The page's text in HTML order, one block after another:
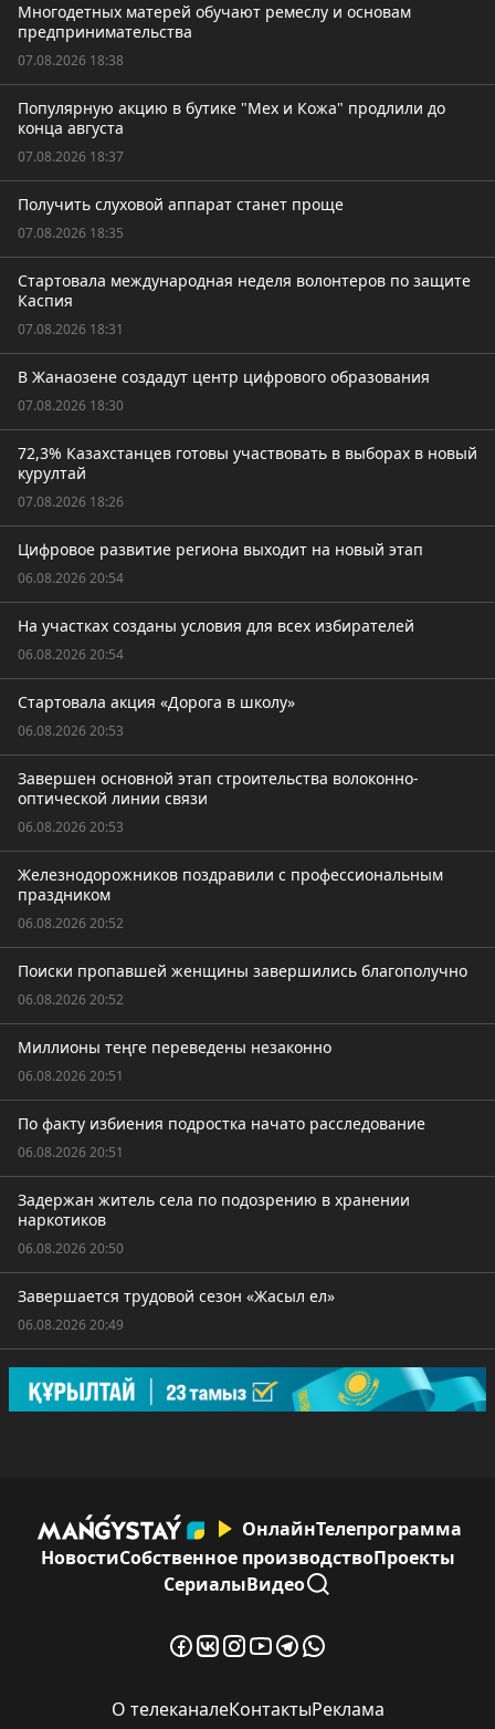
Многодетных матерей обучают ремеслу и основам
предпринимательства
07.08.2026 18:38
Популярную акцию в бутике "Мех и Кожа" продлили до
конца августа
07.08.2026 18:37
Получить слуховой аппарат станет проще
07.08.2026 18:35
Стартовала международная неделя волонтеров по защите
Каспия
07.08.2026 18:31
В Жанаозене создадут центр цифрового образования
07.08.2026 18:30
72,3% Казахстанцев готовы участвовать в выборах в новый
курултай
07.08.2026 18:26
Цифровое развитие региона выходит на новый этап
06.08.2026 20:54
На участках созданы условия для всех избирателей
06.08.2026 20:54
Стартовала акция «Дорога в школу»
06.08.2026 20:53
Завершен основной этап строительства волоконно-
оптической линии связи
06.08.2026 20:53
Железнодорожников поздравили с профессиональным
праздником
06.08.2026 20:52
Поиски пропавшей женщины завершились благополучно
06.08.2026 20:52
Миллионы теңге переведены незаконно
06.08.2026 20:51
По факту избиения подростка начато расследование
06.08.2026 20:51
Задержан житель села по подозрению в хранении
наркотиков
06.08.2026 20:50
Завершается трудовой сезон «Жасыл ел»
06.08.2026 20:49
ОнлайнТелепрограмма
НовостиСобственное производствоПроекты
СериалыВидео
О телеканалеКонтактыРеклама